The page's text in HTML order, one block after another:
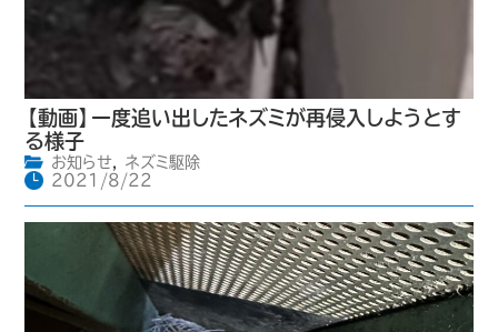
【動画】一度追い出したネズミが再侵入しようとす
る様子
お知らせ,
ネズミ駆除
2021/8/22